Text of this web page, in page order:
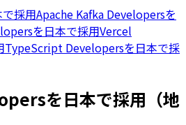
採用Apache Kafka Developersを
を日本で採用Vercel
TypeScript Developersを日本で採
を日本で採用（地